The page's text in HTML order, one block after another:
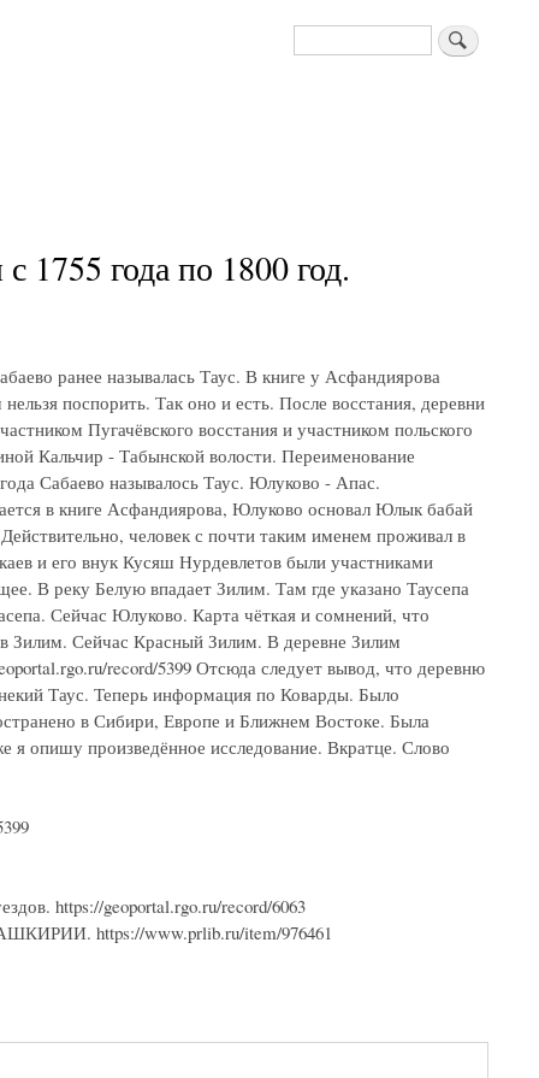
Поиск
года по 1800 год.
ранее называлась Таус. В книге у Асфандиярова
поспорить. Так оно и есть. После восстания, деревни
Пугачёвского восстания и участником польского
Кальчир - Табынской волости. Переименование
Сабаево называлось Таус. Юлуково - Апас.
в книге Асфандиярова, Юлуково основал Юлык бабай
человек с почти таким именем проживал в
и его внук Кусяш Нурдевлетов были участниками
В реку Белую впадает Зилим. Там где указано Таусепа
Сейчас Юлуково. Карта чёткая и сомнений, что
Зилим. Сейчас Красный Зилим. В деревне Зилим
record/5399 Отсюда следует вывод, что деревню
Таус. Теперь информация по Коварды. Было
в Сибири, Европе и Ближнем Востоке. Была
я опишу произведённое исследование. Вкратце. Слово
https://geoportal.rgo.ru/record/6063
https://www.prlib.ru/item/976461